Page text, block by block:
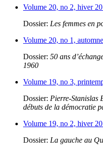
Volume 20, no 2, hiver
Dossier: Les femmes en
Volume 20, no 1,
Dossier: 50 ans
1960
Volume 19, no 3,
Dossier: Pierre-Stanislas
débuts de la démocratie
Volume 19, no 2, hiver
Dossier: La gauche au